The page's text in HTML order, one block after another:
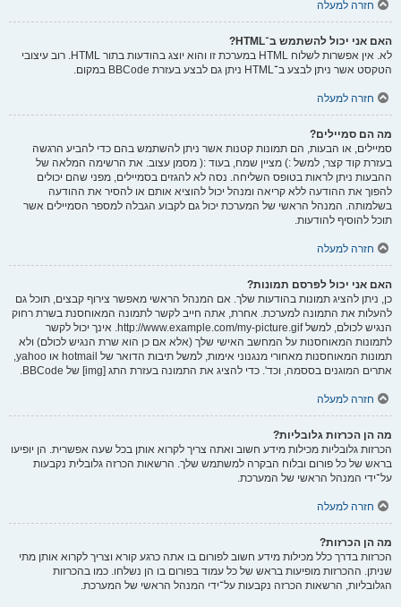
חזרה למעלה
האם אני יכול להשתמש ב־HTML?
לא. אין אפשרות לשלוח HTML במערכת זו והוא יוצג בהודעות בתור HTML. רוב עיצובי
הטקסט אשר ניתן לבצע ב־HTML ניתן גם לבצע בעזרת BBCode במקום.
חזרה למעלה
מה הם סמיילים?
סמיילים, או הבעות, הם תמונות קטנות אשר ניתן להשתמש בהם כדי להביע הרגשה
בעזרת קוד קצר, למשל :) מציין שמח, בעוד :( מסמן עצוב. את הרשימה המלאה של
ההבעות ניתן לראות בטופס השליחה. נסה לא להגזים בסמיילים, מפני שהם יכולים
להפוך את ההודעה ללא קריאה ומנהל יכול להוציא אותם או להסיר את ההודעה
בשלמותה. המנהל הראשי של המערכת יכול גם לקבוע הגבלה למספר הסמיילים אשר
תוכל להוסיף להודעות.
חזרה למעלה
האם אני יכול לפרסם תמונות?
כן, ניתן להציג תמונות בהודעות שלך. אם המנהל הראשי מאפשר צירוף קבצים, תוכל גם
להעלות את התמונה למערכת. אחרת, אתה חייב לקשר לתמונה המאוחסנת בשרת רחוק
הנגיש לכולם, למשל http://www.example.com/my-picture.gif. אינך יכול לקשר
לתמונות המאוחסנות על המחשב האישי שלך (אלא אם כן הוא שרת הנגיש לכולם) ולא
תמונות המאוחסנות מאחורי מנגנוני אימות, למשל תיבות הדואר של hotmail או yahoo,
אתרים המוגנים בססמה, וכד'. כדי להציג את התמונה בעזרת התג [img] של BBCode.
חזרה למעלה
מה הן הכרזות גלובליות?
הכרזות גלובליות מכילות מידע חשוב ואתה צריך לקרוא אותן בכל שעה אפשרית. הן יופיעו
בראש של כל פורום ובלוח הבקרה למשתמש שלך. הרשאות הכרזה גלובלית נקבעות
על־ידי המנהל הראשי של המערכת.
חזרה למעלה
מה הן הכרזות?
הכרזות בדרך כלל מכילות מידע חשוב לפורום בו אתה כרגע קורא וצריך לקרוא אותן מתי
שניתן. ההכרזות מופיעות בראש של כל עמוד בפורום בו הן נשלחו. כמו בהכרזות
הגלובליות, הרשאות הכרזה נקבעות על־ידי המנהל הראשי של המערכת.